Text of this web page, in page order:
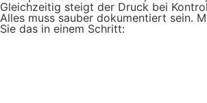
Gleichzeitig steigt der Druck bei
Alles muss sauber dokumentiert sein.
Sie das in einem Schritt: